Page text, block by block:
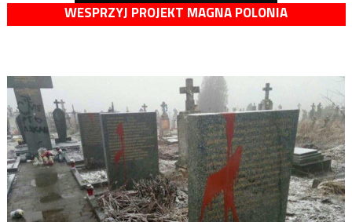
WESPRZYJ PROJEKT MAGNA POLONIA